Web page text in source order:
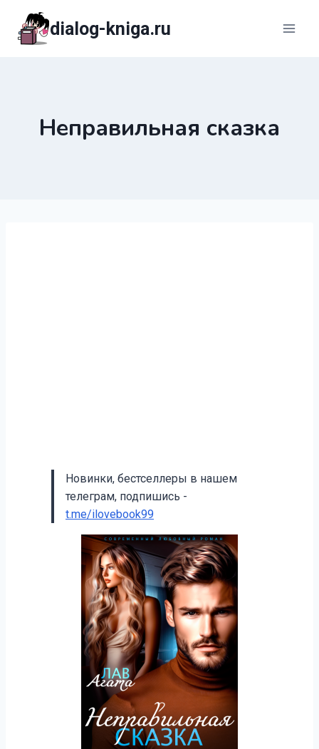
содержимому
dialog-kniga.ru
Неправильная сказка
Новинки, бестселлеры в нашем
телеграм, подпишись -
t.me/ilovebook99